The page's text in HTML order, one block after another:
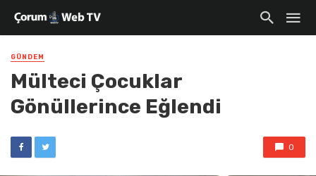
GÜNDEM
Mülteci Çocuklar
Gönüllerince Eğlendi
0